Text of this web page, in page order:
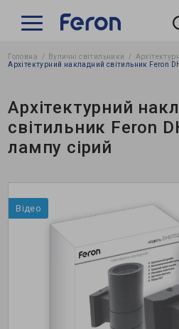
Головна Вуличні світильники
Архітектурний накладний світильник Feron
Архітектурний
світильник Feron
лампу сірий
Відео